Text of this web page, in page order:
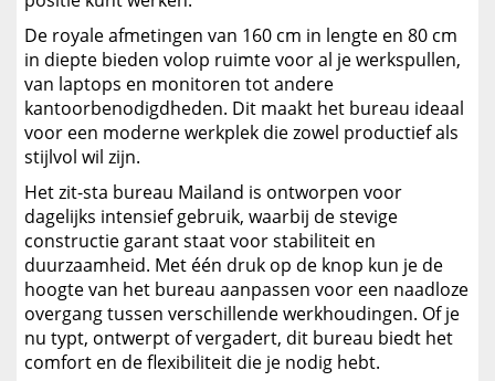
De royale afmetingen van 160 cm in lengte en 80 cm
in diepte bieden volop ruimte voor al je werkspullen,
van laptops en monitoren tot andere
kantoorbenodigdheden. Dit maakt het bureau ideaal
voor een moderne werkplek die zowel productief als
stijlvol wil zijn.
Het zit-sta bureau Mailand is ontworpen voor
dagelijks intensief gebruik, waarbij de stevige
constructie garant staat voor stabiliteit en
duurzaamheid. Met één druk op de knop kun je de
hoogte van het bureau aanpassen voor een naadloze
overgang tussen verschillende werkhoudingen. Of je
nu typt, ontwerpt of vergadert, dit bureau biedt het
comfort en de flexibiliteit die je nodig hebt.